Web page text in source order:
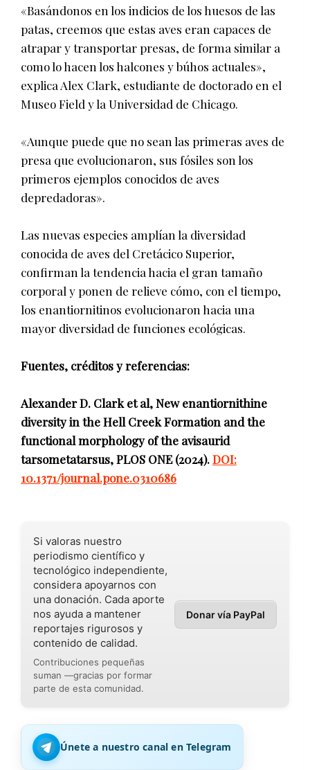
«Basándonos en los indicios de los huesos de las
patas, creemos que estas aves eran capaces de
atrapar y transportar presas, de forma similar a
como lo hacen los halcones y búhos actuales»,
explica Alex Clark, estudiante de doctorado en el
Museo Field y la Universidad de Chicago.
«Aunque puede que no sean las primeras aves de
presa que evolucionaron, sus fósiles son los
primeros ejemplos conocidos de aves
depredadoras».
Las nuevas especies amplían la diversidad
conocida de aves del Cretácico Superior,
confirman la tendencia hacia el gran tamaño
corporal y ponen de relieve cómo, con el tiempo,
los enantiornitinos evolucionaron hacia una
mayor diversidad de funciones ecológicas.
Fuentes, créditos y referencias:
Alexander D. Clark et al, New enantiornithine
diversity in the Hell Creek Formation and the
functional morphology of the avisaurid
tarsometatarsus, PLOS ONE (2024).DOI:
10.1371/journal.pone.0310686
Si valoras nuestro
periodismo científico y
tecnológico independiente,
considera apoyarnos con
una donación. Cada aporte
nos ayuda a mantener
reportajes rigurosos y
contenido de calidad.
Contribuciones pequeñas
suman —gracias por formar
parte de esta comunidad.
Donar vía PayPal
Únete a nuestro canal en Telegram